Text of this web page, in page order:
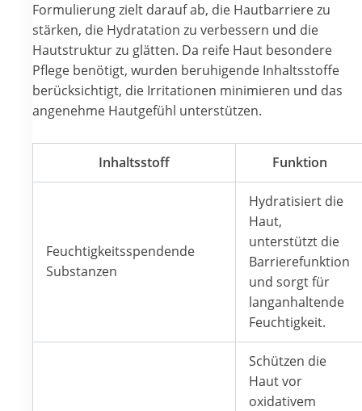
Formulierung zielt darauf ab, die Hautbarriere zu
stärken, die Hydratation zu verbessern und die
Hautstruktur zu glätten. Da reife Haut besondere
Pflege benötigt, wurden beruhigende Inhaltsstoffe
berücksichtigt, die Irritationen minimieren und das
angenehme Hautgefühl unterstützen.
Inhaltsstoff Funktion
Feuchtigkeitsspendende
Substanzen
Hydratisiert die
Haut,
unterstützt die
Barrierefunktion
und sorgt für
langanhaltende
Feuchtigkeit.
Schützen die
Haut vor
oxidativem